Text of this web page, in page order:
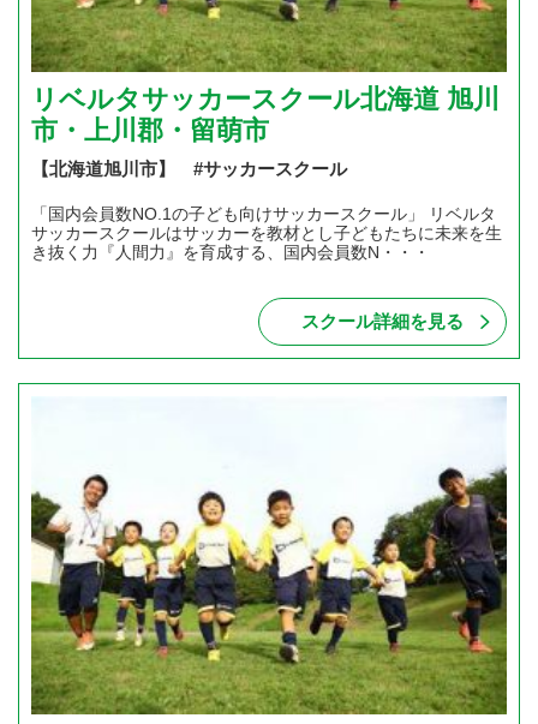
リベルタサッカースクール北海道 旭川
市・上川郡・留萌市
【北海道旭川市】 #サッカースクール
「国内会員数NO.1の子ども向けサッカースクール」 リベルタ
サッカースクールはサッカーを教材とし子どもたちに未来を生
き抜く力『人間力』を育成する、国内会員数N・・・
スクール詳細を見る